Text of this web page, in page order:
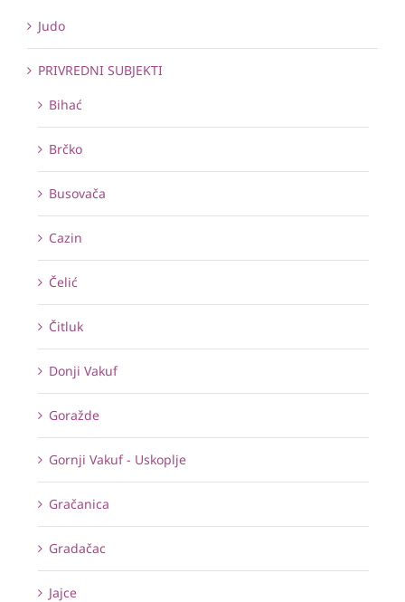
Judo
PRIVREDNI SUBJEKTI
Bihać
Brčko
Busovača
Cazin
Čelić
Čitluk
Donji Vakuf
Goražde
Gornji Vakuf - Uskoplje
Gračanica
Gradačac
Jajce